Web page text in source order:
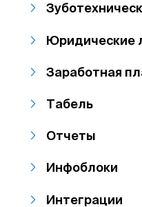
Юридические
Заработная
Табель
Отчеты
Инфоблоки
Интеграции